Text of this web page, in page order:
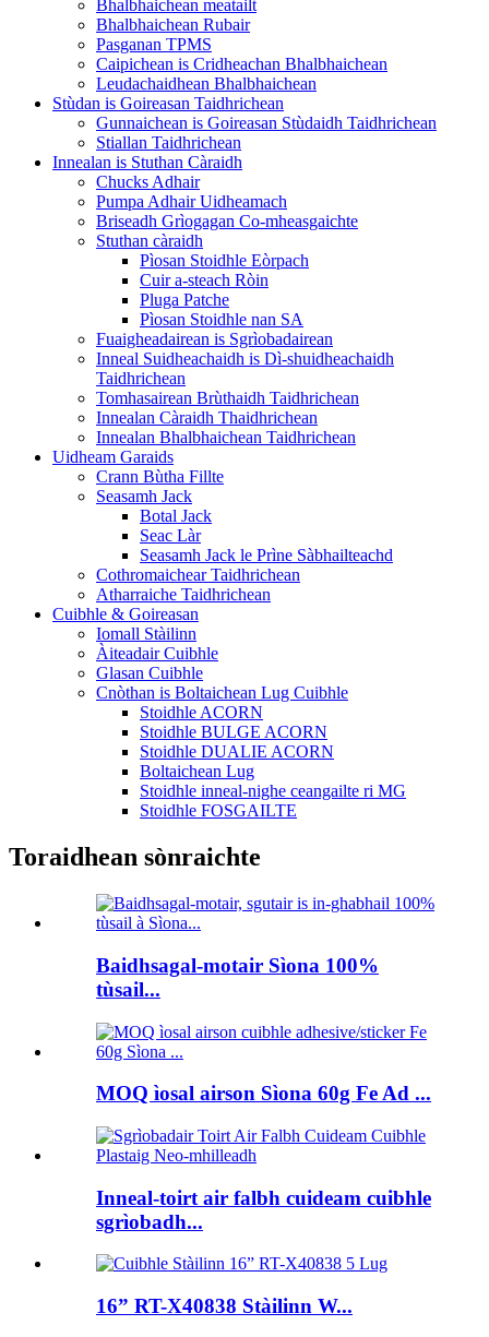
Bhalbhaichean meatailt
Bhalbhaichean Rubair
Pasganan TPMS
Caipichean is Cridheachan Bhalbhaichean
Leudachaidhean Bhalbhaichean
Stùdan is Goireasan Taidhrichean
Gunnaichean is Goireasan Stùdaidh Taidhrichean
Stiallan Taidhrichean
Innealan is Stuthan Càraidh
Chucks Adhair
Pumpa Adhair Uidheamach
Briseadh Grìogagan Co-mheasgaichte
Stuthan càraidh
Pìosan Stoidhle Eòrpach
Cuir a-steach Ròin
Pluga Patche
Pìosan Stoidhle nan SA
Fuaigheadairean is Sgrìobadairean
Inneal Suidheachaidh is Dì-shuidheachaidh
Taidhrichean
Tomhasairean Brùthaidh Taidhrichean
Innealan Càraidh Thaidhrichean
Innealan Bhalbhaichean Taidhrichean
Uidheam Garaids
Crann Bùtha Fillte
Seasamh Jack
Botal Jack
Seac Làr
Seasamh Jack le Prìne Sàbhailteachd
Cothromaichear Taidhrichean
Atharraiche Taidhrichean
Cuibhle & Goireasan
Iomall Stàilinn
Àiteadair Cuibhle
Glasan Cuibhle
Cnòthan is Boltaichean Lug Cuibhle
Stoidhle ACORN
Stoidhle BULGE ACORN
Stoidhle DUALIE ACORN
Boltaichean Lug
Stoidhle inneal-nighe ceangailte ri MG
Stoidhle FOSGAILTE
Toraidhean sònraichte
Baidhsagal-motair Sìona 100%
tùsail...
MOQ ìosal airson Sìona 60g Fe Ad ...
Inneal-toirt air falbh cuideam cuibhle
sgrìobadh...
16” RT-X40838 Stàilinn W...